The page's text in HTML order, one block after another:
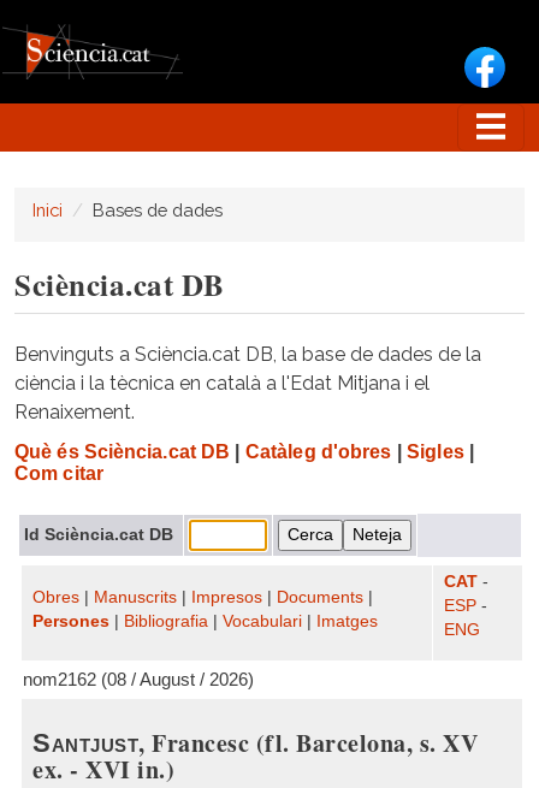
Inici Bases de dades
Sciència.cat DB
Benvinguts a Sciència.cat DB, la base de dades de la
ciència i la tècnica en català a l'Edat Mitjana i el
Renaixement.
Què és Sciència.cat DB Catàleg d'obres Sigles|
Com citar
Id Sciència.cat DB
Obres Manuscrits Impresos Documents
Persones
Bibliografia Vocabulari Imatges
CAT -
ESP -
ENG
nom2162 (08 / August / 2026)
Santjust, Francesc (fl. Barcelona, s. XV
ex. - XVI in.)